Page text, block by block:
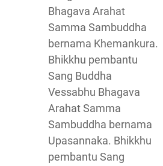
Bhagava Arahat
Samma Sambuddha
bernama Khemankura.
Bhikkhu pembantu
Sang Buddha
Vessabhu Bhagava
Arahat Samma
Sambuddha bernama
Upasannaka. Bhikkhu
pembantu Sang